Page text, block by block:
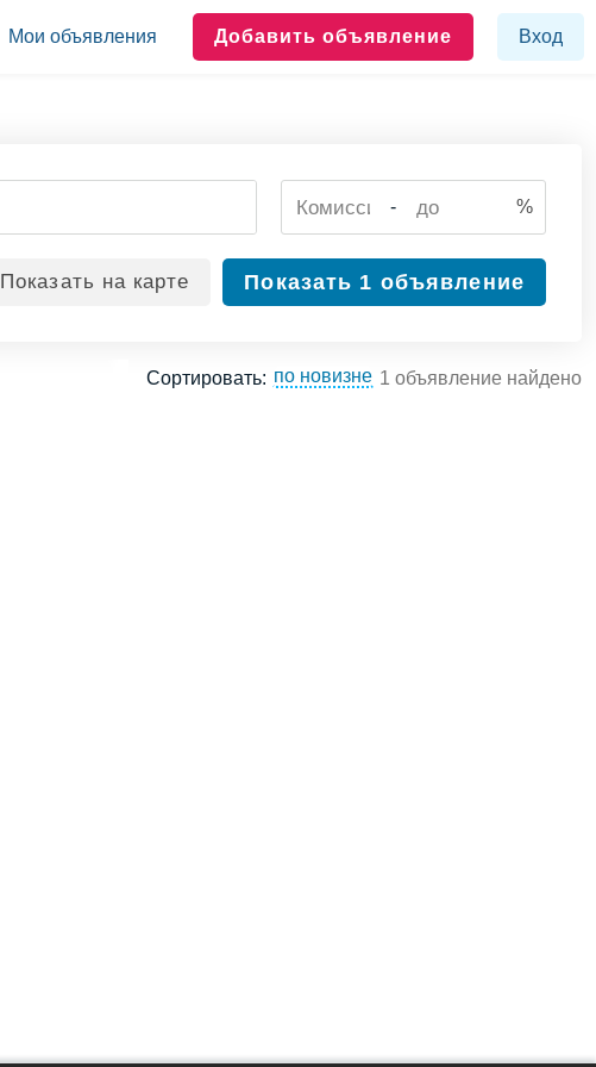
Мои объявления Добавить объявление Вход
- %
Показать на карте Показать 1 объявление
Сортировать: по новизне 1 объявление найдено